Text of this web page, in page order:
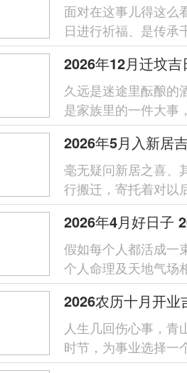
面对在这事儿得这么
日进行祈福、是传承
在正北，三煞位也在
2026年12月迁坟
久远是迷途里酝酿的
是家族里的一件大事
个好日子动土，既是
2026年5月入新居
毫无疑问新居之喜、
行搬迁，寄托着对以
马年五月万物繁茂、
2026年4月好日子
假如每个人都活成一
个人命理及天地气场
2026年为丙午马年此
2026农历十月开
人生几回伤心事，青
时节，为事业选择一
丙午马年在这一年的